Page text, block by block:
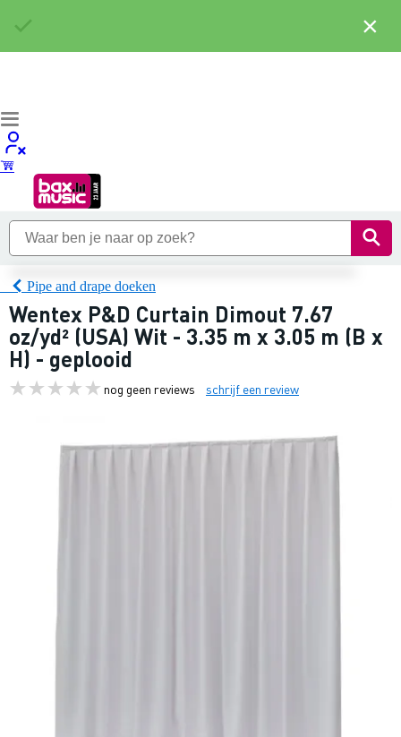
Pipe and drape doeken
Wentex P&D Curtain Dimout 7.67
oz/yd² (USA) Wit - 3.35 m x 3.05 m (B x
H) - geplooid
nog geen reviews schrijf een review
×